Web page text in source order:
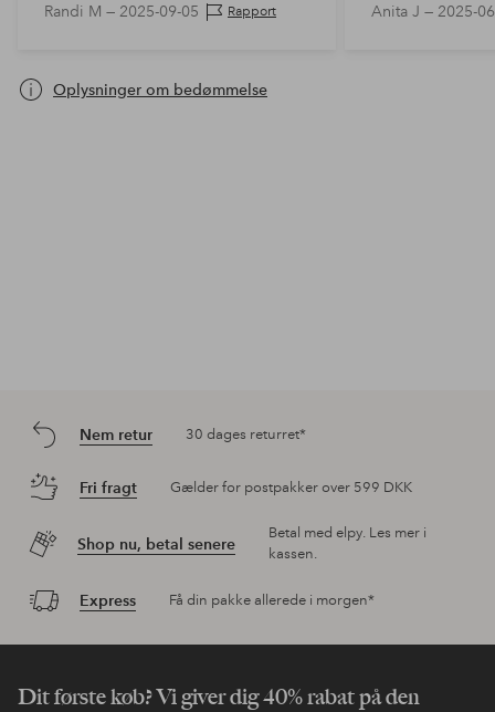
Randi M — 2025-09-05 Rapport Anita J — 2025-
Oplysninger om bedømmelse
Nem retur 30 dages returret*
Fri fragt Gælder for postpakker over 599 DKK
Shop nu, betal senere
Betal med elpy. Les mer i
kassen.
Express Få din pakke allerede i morgen*
Dit første køb? Vi giver dig 40% rabat på den